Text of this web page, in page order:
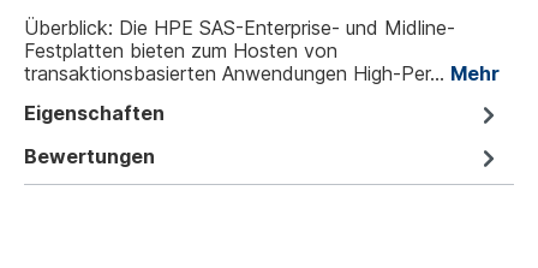
Überblick: Die HPE SAS-Enterprise- und Midline-
Festplatten bieten zum Hosten von
transaktionsbasierten Anwendungen High-Per… Mehr
Eigenschaften
Bewertungen